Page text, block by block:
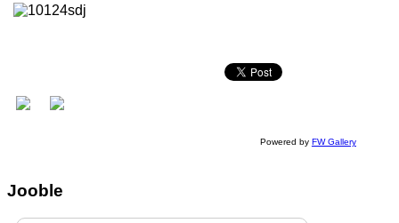
Powered by FW Gallery
Jooble